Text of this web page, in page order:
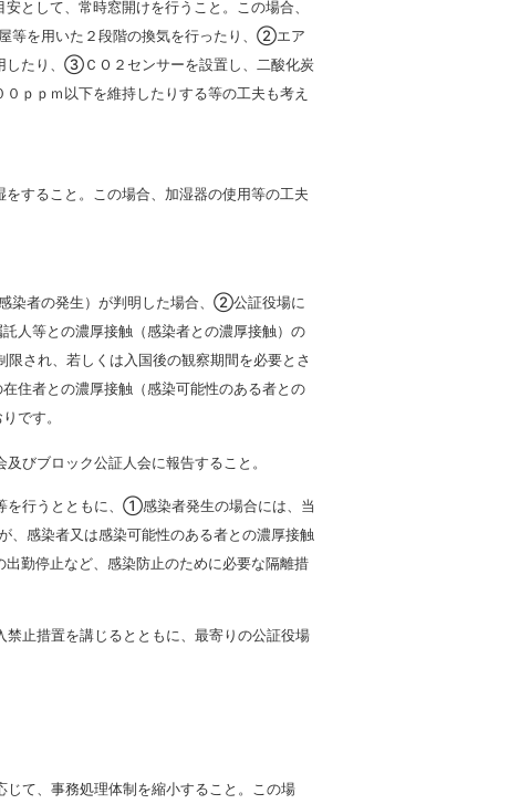
として、常時窓開けを行うこと。この場合、
等を用いた２段階の換気を行ったり、②エア
したり、③ＣＯ２センサーを設置し、二酸化炭
ｐｐｍ以下を維持したりする等の工夫も考え
すること。この場合、加湿器の使用等の工夫
者の発生）が判明した場合、②公証役場に
人等との濃厚接触（感染者との濃厚接触）の
され、若しくは入国後の観察期間を必要とさ
住者との濃厚接触（感染可能性のある者との
です。
ブロック公証人会に報告すること。
行うとともに、①感染者発生の場合には、当
感染者又は感染可能性のある者との濃厚接触
勤停止など、感染防止のために必要な隔離措
止措置を講じるとともに、最寄りの公証役場
て、事務処理体制を縮小すること。この場